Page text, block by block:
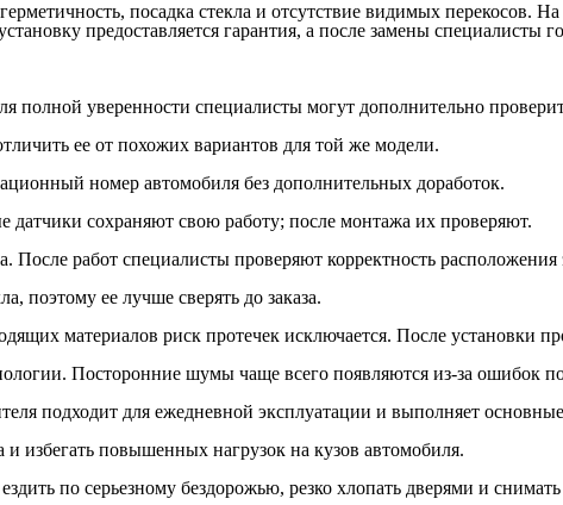
посадка стекла и отсутствие видимых перекосов.
предоставляется гарантия, а после замены специалисты
полной уверенности специалисты могут дополнительно
ее от похожих вариантов для той же модели.
номер автомобиля без дополнительных доработок.
сохраняют свою работу; после монтажа их проверяют.
После работ специалисты проверяют корректность
поэтому ее лучше сверять до заказа.
материалов риск протечек исключается. После установки
Посторонние шумы чаще всего появляются из-за ошибок
подходит для ежедневной эксплуатации и выполняет
избегать повышенных нагрузок на кузов автомобиля.
по серьезному бездорожью, резко хлопать дверями и